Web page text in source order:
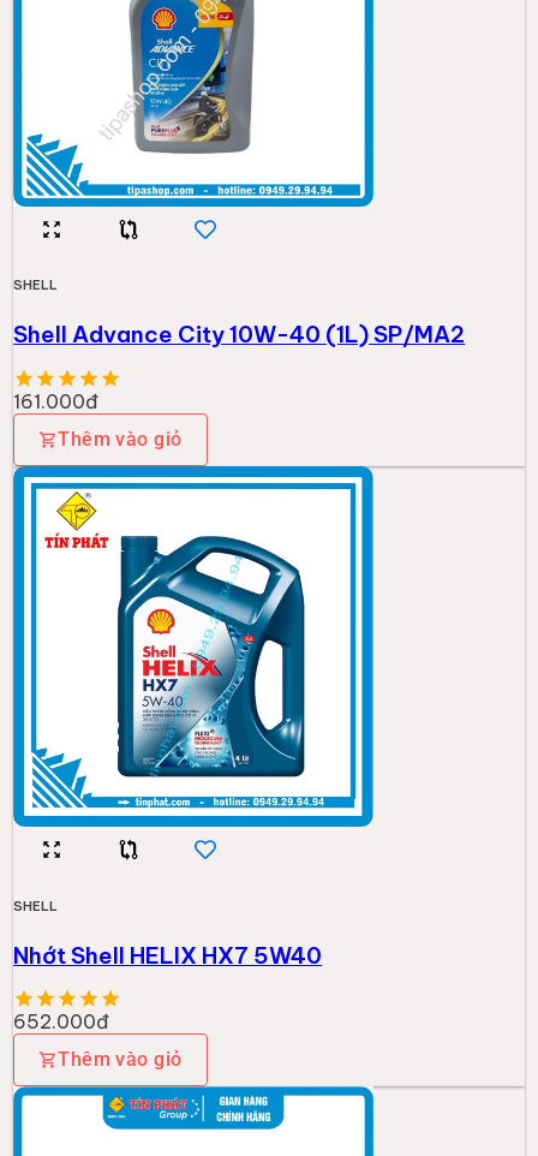
SHELL
Shell Advance City 10W-40 (1L) SP/MA2
161.000đ
Thêm vào giỏ
SHELL
Nhớt Shell HELIX HX7 5W40
652.000đ
Thêm vào giỏ